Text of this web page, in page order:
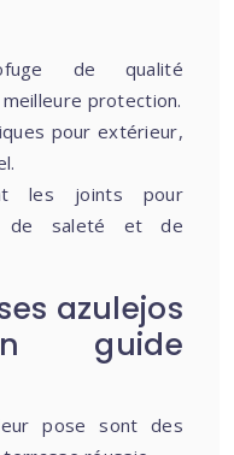
de qualité
protection.
pour extérieur,
les joints pour
de saleté et de
azulejos
guide
pose sont des